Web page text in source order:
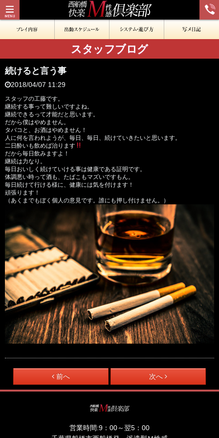
スタッフブログ
続けると言う事
2018/04/07 11:29
スタッフの工藤です。
継続する事って難しいですよね。
継続できるって才能だと思います。
だから僕はやめません。
タバコと、お酒はやめません！
人に何を言われようが、毎日、毎日、続けていきたいと思います。
二日酔いも飲めば治ります
だから毎日飲みますよ！
継続は力なり。
毎日おいしく続けていける事は健康である証明です。
体調悪い時って酒も、たばこもマズいですもん。
毎日続けて行ける様に、健康には気を付けます！
頑張ります！
（あくまでもぼく個人の意見です。誰にも押し付けません。）
前へ 次へ
営業時間:9：00～翌5：00